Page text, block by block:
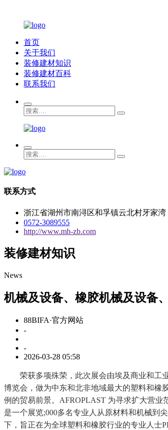
首页
关于我们
装修建材知识
装修建材百科
联系我们
联系方式
浙江省湖州市南浔区和孚镇云北村牙家湾
0572-3089555
http://www.mh-zb.com
装修建材知识
News
机械及设备、橡胶机械及设备
88BIFA·官方网站
-
-
2026-03-28 05:58
荣获多项殊荣，此次展会由埃及商业和工业
博览会，做为中东和北非地域最大的塑料和橡
例的贸易前景。AFROPLAST 为寻求扩大营
是一个展览;000多名专业人从原材料和机械到
下，旨正在为全球塑料和橡胶行业的专业人士